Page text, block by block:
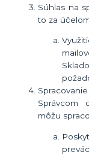
Súhlas na
to za
Správcom
môžu